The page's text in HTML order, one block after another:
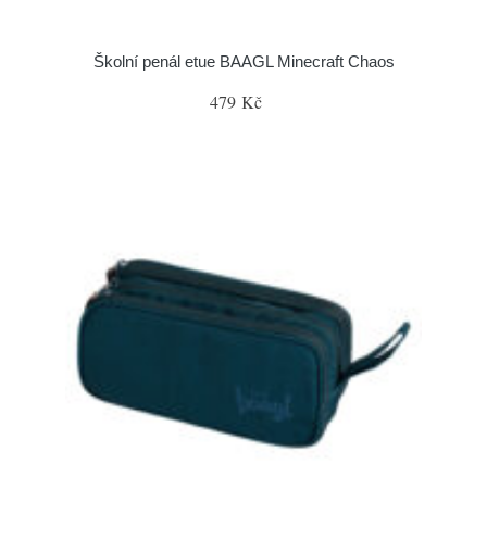
Školní penál etue BAAGL Minecraft Chaos
479 Kč